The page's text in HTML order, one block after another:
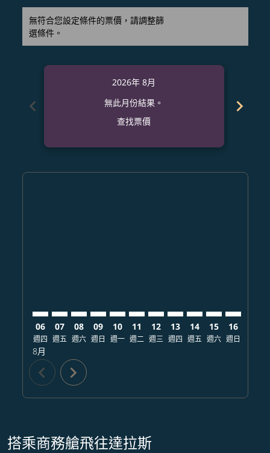
無符合您設定條件的票價，請調整篩
選條件。
chevron_left
2026年 8月
無此月份結果。
查找票價
chevron_right
06
週四
8月
07
週五
08
週六
09
週日
10
週一
11
週二
12
週三
13
週四
14
週五
15
週六
16
週日
chevron_left chevron_right
搭乘商務艙飛往達拉斯